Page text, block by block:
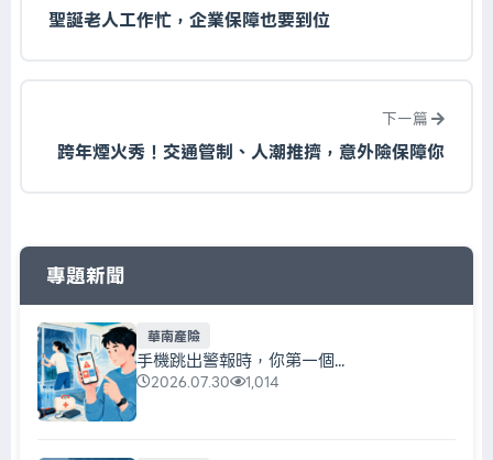
聖誕老人工作忙，企業保障也要到位
下一篇
跨年煙火秀！交通管制、人潮推擠，意外險保障你
專題新聞
華南產險
手機跳出警報時，你第一個...
2026.07.30 1,014